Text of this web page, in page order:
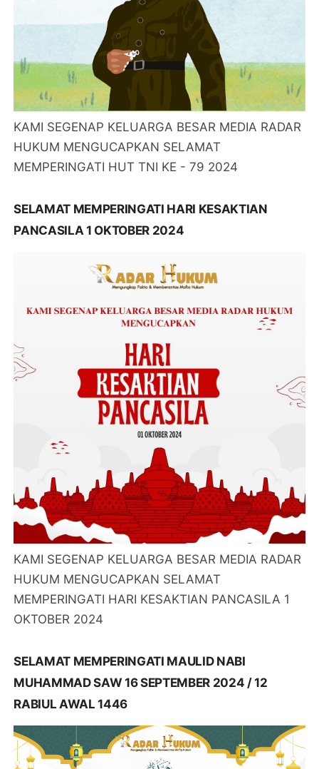
KAMI SEGENAP KELUARGA BESAR MEDIA RADAR
HUKUM MENGUCAPKAN SELAMAT
MEMPERINGATI HUT TNI KE - 79 2024
SELAMAT MEMPERINGATI HARI KESAKTIAN
PANCASILA 1 OKTOBER 2024
KAMI SEGENAP KELUARGA BESAR MEDIA RADAR
HUKUM MENGUCAPKAN SELAMAT
MEMPERINGATI HARI KESAKTIAN PANCASILA 1
OKTOBER 2024
SELAMAT MEMPERINGATI MAULID NABI
MUHAMMAD SAW 16 SEPTEMBER 2024 / 12
RABIUL AWAL 1446